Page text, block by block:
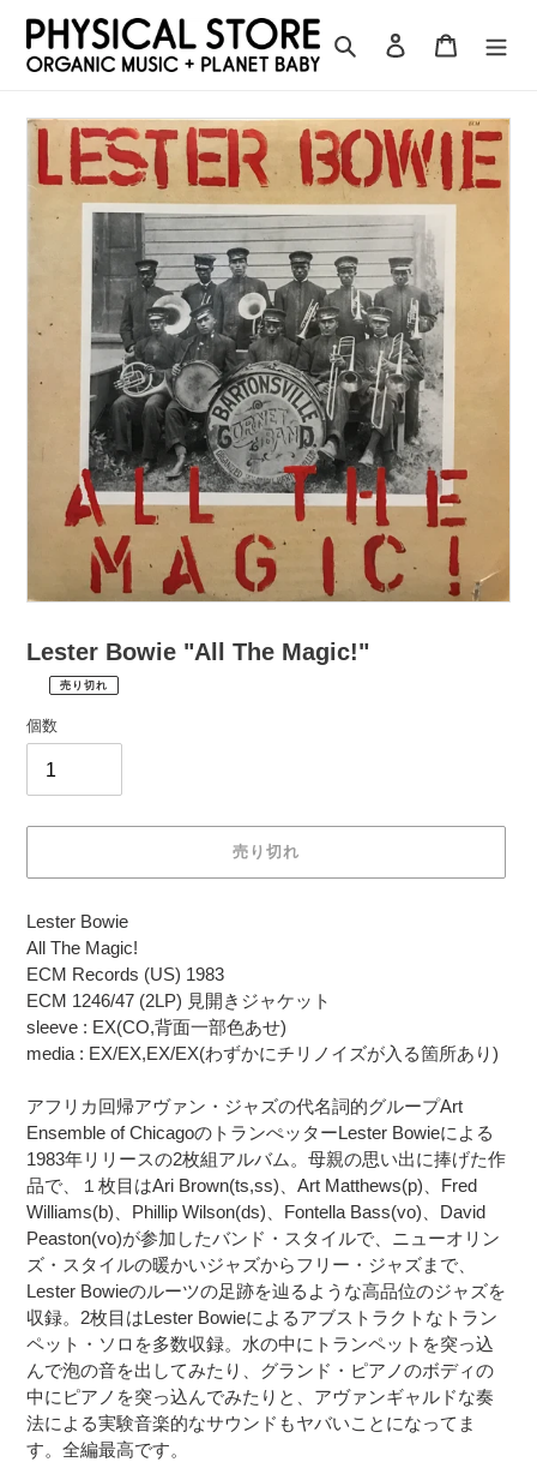
検索 ログインカート
Lester Bowie "All The Magic!"
常
価
格
¥2,530
売り切れ
税
込
送
手
続
き
時
に
れ
ま
す
コ
ン
デ
ィ
シ
ョ
ン
表
記
に
つ
個数
売り切れ
カ
ー
ト
に
品
を
加
す
る
Lester Bowie
All The Magic!
ECM Records (US) 1983
ECM 1246/47 (2LP) 見開きジャケット
sleeve : EX(CO,背面一部色あせ)
media : EX/EX,EX/EX(わずかにチリノイズが入る箇所あり)
アフリカ回帰アヴァン・ジャズの代名詞的グループArt
Ensemble of ChicagoのトランぺッターLester Bowieによる
1983年リリースの2枚組アルバム。母親の思い出に捧げた作
品で、１枚目はAri Brown(ts,ss)、Art Matthews(p)、Fred
Williams(b)、Phillip Wilson(ds)、Fontella Bass(vo)、David
Peaston(vo)が参加したバンド・スタイルで、ニューオリン
ズ・スタイルの暖かいジャズからフリー・ジャズまで、
Lester Bowieのルーツの足跡を辿るような高品位のジャズを
収録。2枚目はLester Bowieによるアブストラクトなトラン
ペット・ソロを多数収録。水の中にトランペットを突っ込
んで泡の音を出してみたり、グランド・ピアノのボディの
中にピアノを突っ込んでみたりと、アヴァンギャルドな奏
法による実験音楽的なサウンドもヤバいことになってま
す。全編最高です。